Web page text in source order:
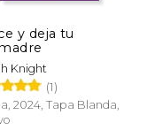
y deja tu
Knight
(1)
2024, Tapa Blanda,